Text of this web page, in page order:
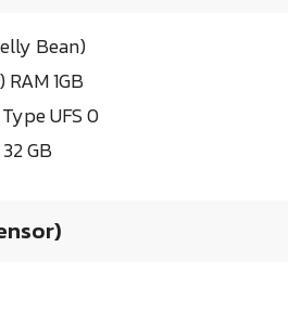
Bean)
1GB
UFS 0
GB